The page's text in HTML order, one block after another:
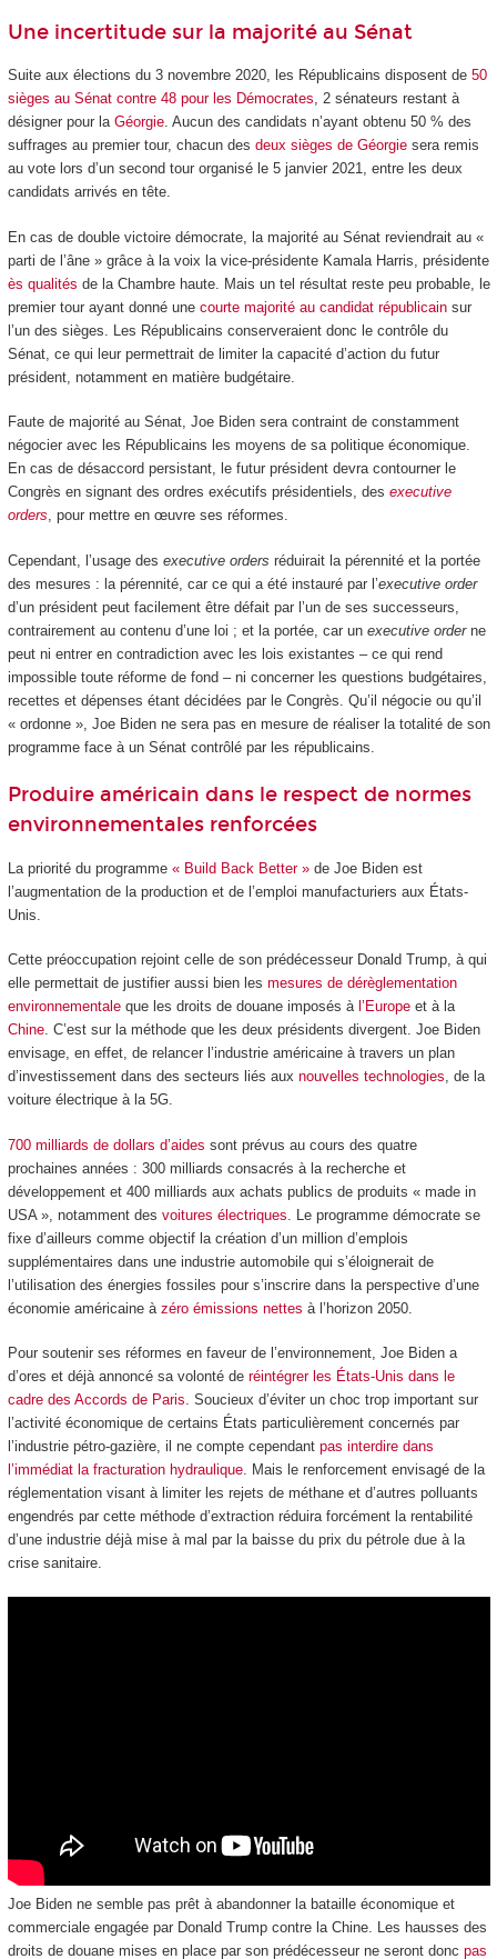
Une incertitude sur la majorité au Sénat
Suite aux élections du 3 novembre 2020, les Républicains disposent de 50
sièges au Sénat contre 48 pour les Démocrates, 2 sénateurs restant à
désigner pour la Géorgie. Aucun des candidats n’ayant obtenu 50 % des
suffrages au premier tour, chacun des deux sièges de Géorgiesera remis
au vote lors d’un second tour organisé le 5 janvier 2021, entre les deux
candidats arrivés en tête.
En cas de double victoire démocrate, la majorité au Sénat reviendrait au «
parti de l’âne » grâce à la voix la vice-présidente Kamala Harris, présidente
ès qualités de la Chambre haute. Mais un tel résultat reste peu probable, le
premier tour ayant donné une courte majorité au candidat républicainsur
l’un des sièges. Les Républicains conserveraient donc le contrôle du
Sénat, ce qui leur permettrait de limiter la capacité d’action du futur
président, notamment en matière budgétaire.
Faute de majorité au Sénat, Joe Biden sera contraint de constamment
négocier avec les Républicains les moyens de sa politique économique.
En cas de désaccord persistant, le futur président devra contourner le
Congrès en signant des ordres exécutifs présidentiels, des executive
orders, pour mettre en œuvre ses réformes.
Cependant, l’usage des executive orders réduirait la pérennité et la portée
des mesures : la pérennité, car ce qui a été instauré par l’executive order
d’un président peut facilement être défait par l’un de ses successeurs,
contrairement au contenu d’une loi ; et la portée, car un executive orderne
peut ni entrer en contradiction avec les lois existantes – ce qui rend
impossible toute réforme de fond – ni concerner les questions budgétaires,
recettes et dépenses étant décidées par le Congrès. Qu’il négocie ou qu’il
« ordonne », Joe Biden ne sera pas en mesure de réaliser la totalité de son
programme face à un Sénat contrôlé par les républicains.
Produire américain dans le respect de normes
environnementales renforcées
La priorité du programme « Build Back Better »de Joe Biden est
l’augmentation de la production et de l’emploi manufacturiers aux États-
Unis.
Cette préoccupation rejoint celle de son prédécesseur Donald Trump, à qui
elle permettait de justifier aussi bien les mesures de dérèglementation
environnementaleque les droits de douane imposés à l’Europeet à la
Chine. C’est sur la méthode que les deux présidents divergent. Joe Biden
envisage, en effet, de relancer l’industrie américaine à travers un plan
d’investissement dans des secteurs liés aux nouvelles technologies, de la
voiture électrique à la 5G.
700 milliards de dollars d’aides sont prévus au cours des quatre
prochaines années : 300 milliards consacrés à la recherche et
développement et 400 milliards aux achats publics de produits « made in
USA », notamment des voitures électriques . Le programme démocrate se
fixe d’ailleurs comme objectif la création d’un million d’emplois
supplémentaires dans une industrie automobile qui s’éloignerait de
l’utilisation des énergies fossiles pour s’inscrire dans la perspective d’une
économie américaine à zéro émissions nettes à l’horizon 2050.
Pour soutenir ses réformes en faveur de l’environnement, Joe Biden a
d’ores et déjà annoncé sa volonté de réintégrer les États-Unis dans le
cadre des Accords de Paris. Soucieux d’éviter un choc trop important sur
l’activité économique de certains États particulièrement concernés par
l’industrie pétro-gazière, il ne compte cependant pas interdire dans
l’immédiat la fracturation hydraulique. Mais le renforcement envisagé de la
réglementation visant à limiter les rejets de méthane et d’autres polluants
engendrés par cette méthode d’extraction réduira forcément la rentabilité
d’une industrie déjà mise à mal par la baisse du prix du pétrole due à la
crise sanitaire.
Joe Biden ne semble pas prêt à abandonner la bataille économique et
commerciale engagée par Donald Trump contre la Chine. Les hausses des
droits de douane mises en place par son prédécesseur ne seront donc pas